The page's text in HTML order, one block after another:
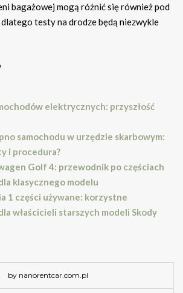
bagażowej mogą różnić się również pod
testy na drodze będą niezwykle
elektrycznych: przyszłość
samochodu w urzędzie skarbowym:
i procedura?
Golf 4: przewodnik po częściach
klasycznego modelu
1 części używane: korzystne
właścicieli starszych modeli Skody
by nanorentcar.com.pl